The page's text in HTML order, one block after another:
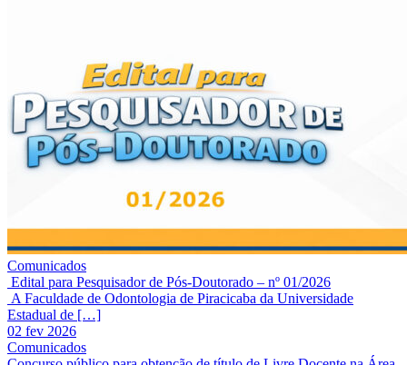
Comunicados
Edital para Pesquisador de Pós-Doutorado – nº 01/2026
A Faculdade de Odontologia de Piracicaba da Universidade
Estadual de […]
02 fev 2026
Comunicados